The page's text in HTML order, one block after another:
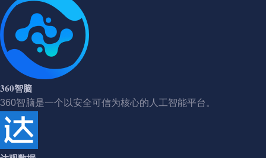
360智脑
360智脑是一个以安全可信为核心的人工智能平台。